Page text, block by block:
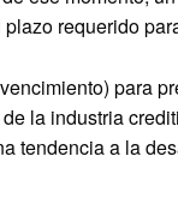
requerido
para
la industria
tendencia a la